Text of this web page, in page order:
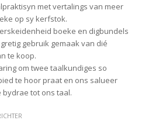
met vertalings van meer
op sy kerfstok.
boeke en digbundels
gebruik gemaak van dié
te koop.
om twee taalkundiges so
te hoor praat en ons salueer
bydrae tot ons taal.